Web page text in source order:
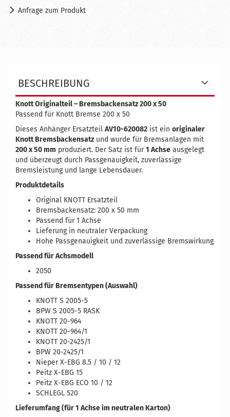
Anfrage zum Produkt
BESCHREIBUNG
Knott Originalteil – Bremsbackensatz 200 x 50
Passend für Knott Bremse 200 x 50
Dieses Anhänger Ersatzteil AV10-620082 ist ein originaler
Knott Bremsbackensatz und wurde für Bremsanlagen mit
200 x 50 mm produziert. Der Satz ist für1 Achse ausgelegt
und überzeugt durch Passgenauigkeit, zuverlässige
Bremsleistung und lange Lebensdauer.
Produktdetails
Original KNOTT Ersatzteil
Bremsbackensatz: 200 x 50 mm
Passend für 1 Achse
Lieferung in neutraler Verpackung
Hohe Passgenauigkeit und zuverlässige Bremswirkung
Passend für Achsmodell
2050
Passend für Bremsentypen (Auswahl)
KNOTT S 2005-5
BPW S 2005-5 RASK
KNOTT 20-964
KNOTT 20-964/1
KNOTT 20-2425/1
BPW 20-2425/1
Nieper X-EBG 8.5 / 10 / 12
Peitz X-EBG 15
Peitz X-EBG ECO 10 / 12
SCHLEGL 520
Lieferumfang (für 1 Achse im neutralen Karton)